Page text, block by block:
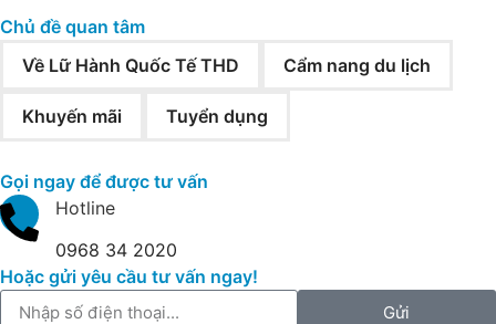
Chủ đề quan tâm
Về Lữ Hành Quốc Tế THD
Cẩm nang du lịch
Khuyến mãi Tuyển dụng
Gọi ngay để được tư vấn
Hotline
0968 34 2020
Hoặc gửi yêu cầu tư vấn ngay!
Gửi